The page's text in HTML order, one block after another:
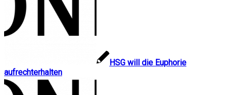
HSG will die Euphorie
aufrechterhalten